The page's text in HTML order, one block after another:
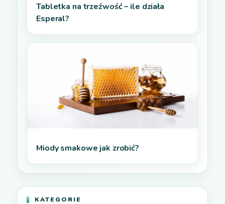
Tabletka na trzeźwość – ile działa
Esperal?
Miody smakowe jak zrobić?
KATEGORIE